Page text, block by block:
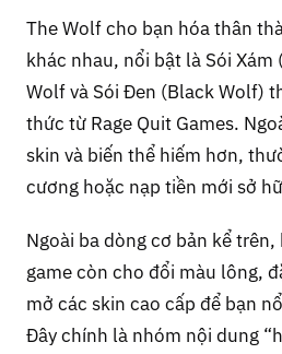
The Wolf cho bạn hóa thân
khác nhau, nổi bật là Sói Xám
Wolf và Sói Đen (Black Wolf)
thức từ Rage Quit Games.
skin và biến thể hiếm hơn,
cương hoặc nạp tiền mới sở
Ngoài ba dòng cơ bản kể
game còn cho đổi màu lông,
mở các skin cao cấp để bạn
Đây chính là nhóm nội dung